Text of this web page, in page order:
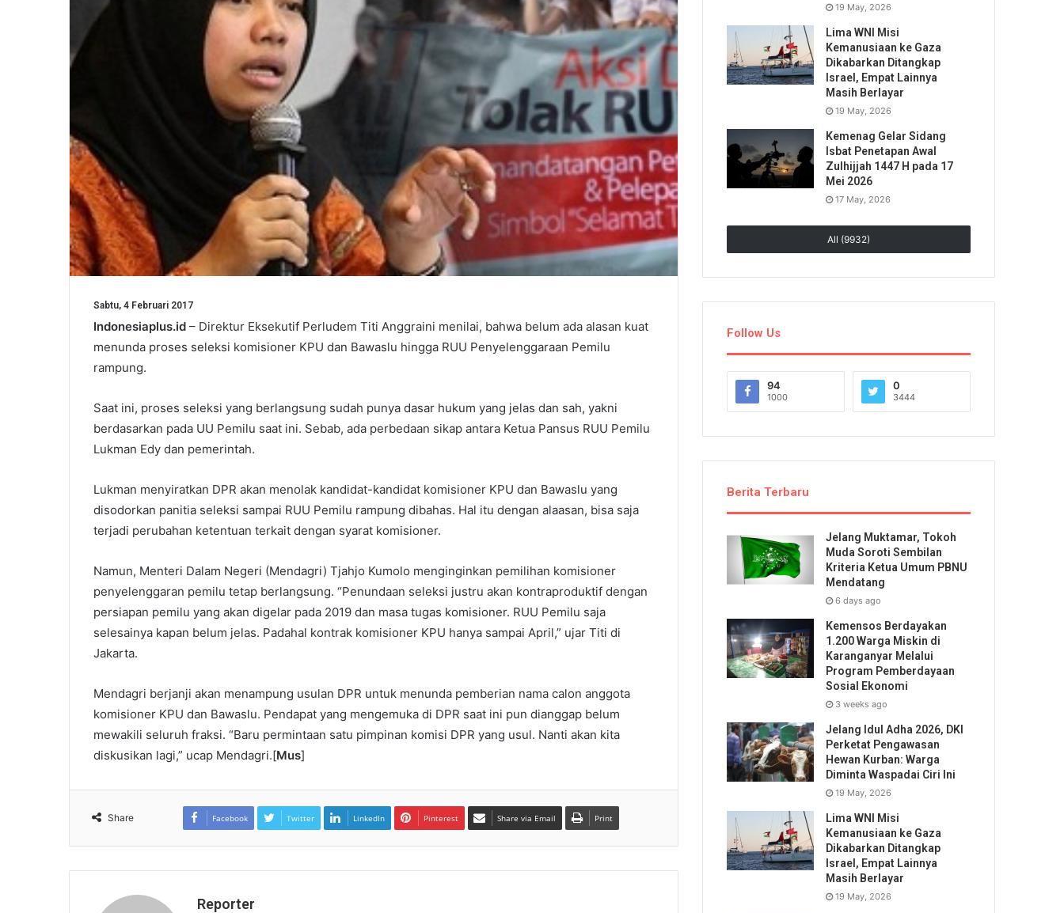
Sabtu, 4 Februari 2017
Indonesiaplus.id – Direktur Eksekutif Perludem Titi Anggraini menilai, bahwa belum ada alasan kuat
menunda proses seleksi komisioner KPU dan Bawaslu hingga RUU Penyelenggaraan Pemilu
rampung.
Saat ini, proses seleksi yang berlangsung sudah punya dasar hukum yang jelas dan sah, yakni
berdasarkan pada UU Pemilu saat ini. Sebab, ada perbedaan sikap antara Ketua Pansus RUU Pemilu
Lukman Edy dan pemerintah.
Lukman menyiratkan DPR akan menolak kandidat-kandidat komisioner KPU dan Bawaslu yang
disodorkan panitia seleksi sampai RUU Pemilu rampung dibahas. Hal itu dengan alaasan, bisa saja
terjadi perubahan ketentuan terkait dengan syarat komisioner.
Namun, Menteri Dalam Negeri (Mendagri) Tjahjo Kumolo menginginkan pemilihan komisioner
penyelenggaran pemilu tetap berlangsung. “Penundaan seleksi justru akan kontraproduktif dengan
persiapan pemilu yang akan digelar pada 2019 dan masa tugas komisioner. RUU Pemilu saja
selesainya kapan belum jelas. Padahal kontrak komisioner KPU hanya sampai April,” ujar Titi di
Jakarta.
Mendagri berjanji akan menampung usulan DPR untuk menunda pemberian nama calon anggota
komisioner KPU dan Bawaslu. Pendapat yang mengemuka di DPR saat ini pun dianggap belum
mewakili seluruh fraksi. “Baru permintaan satu pimpinan komisi DPR yang usul. Nanti akan kita
diskusikan lagi,” ucap Mendagri.[Mus]
Share Facebook Twitter LinkedIn Pinterest Share via Email Print
Reporter
19 May, 2026
Lima WNI Misi
Kemanusiaan ke Gaza
Dikabarkan Ditangkap
Israel, Empat Lainnya
Masih Berlayar
19 May, 2026
Kemenag Gelar Sidang
Isbat Penetapan Awal
Zulhijjah 1447 H pada 17
Mei 2026
17 May, 2026
All (9932)
Follow Us
94
1000
0
3444
Berita Terbaru
Jelang Muktamar, Tokoh
Muda Soroti Sembilan
Kriteria Ketua Umum PBNU
Mendatang
6 days ago
Kemensos Berdayakan
1.200 Warga Miskin di
Karanganyar Melalui
Program Pemberdayaan
Sosial Ekonomi
3 weeks ago
Jelang Idul Adha 2026, DKI
Perketat Pengawasan
Hewan Kurban: Warga
Diminta Waspadai Ciri Ini
19 May, 2026
Lima WNI Misi
Kemanusiaan ke Gaza
Dikabarkan Ditangkap
Israel, Empat Lainnya
Masih Berlayar
19 May, 2026